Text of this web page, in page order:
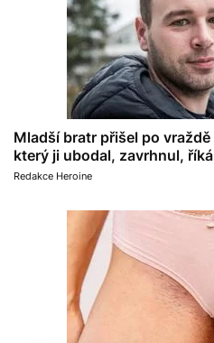
Mladší bratr přišel po
který ji ubodal, zavrhnul,
Redakce Heroine